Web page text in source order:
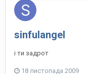
sinfulangel
і ти задрот
18 листопада 2009